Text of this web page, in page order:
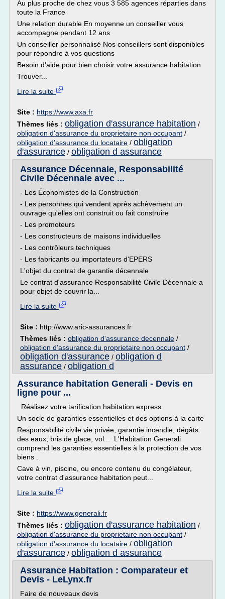
Au plus proche de chez vous 3 585 agences réparties dans
toute la France
Une relation durable En moyenne un conseiller vous
accompagne pendant 12 ans
Un conseiller personnalisé Nos conseillers sont disponibles
pour répondre à vos questions
Besoin d'aide pour bien choisir votre assurance habitation
Trouver...
Lire la suite
Site : https://www.axa.fr
Thèmes liés : obligation d'assurance habitation /
obligation d'assurance du proprietaire non occupant /
obligation d'assurance du locataire / obligation
d'assurance / obligation d assurance
Assurance Décennale, Responsabilité
Civile Décennale avec ...
- Les Économistes de la Construction
- Les personnes qui vendent après achèvement un
ouvrage qu'elles ont construit ou fait construire
- Les promoteurs
- Les constructeurs de maisons individuelles
- Les contrôleurs techniques
- Les fabricants ou importateurs d'EPERS
L'objet du contrat de garantie décennale
Le contrat d'assurance Responsabilité Civile Décennale a
pour objet de couvrir la...
Lire la suite
Site : http://www.aric-assurances.fr
Thèmes liés : obligation d'assurance decennale /
obligation d'assurance du proprietaire non occupant /
obligation d'assurance / obligation d
assurance / obligation d
Assurance habitation Generali - Devis en
ligne pour ...
Réalisez votre tarification habitation express
Un socle de garanties essentielles et des options à la carte
Responsabilité civile vie privée, garantie incendie, dégâts
des eaux, bris de glace, vol... L'Habitation Generali
comprend les garanties essentielles à la protection de vos
biens .
Cave à vin, piscine, ou encore contenu du congélateur,
votre contrat d'assurance habitation peut...
Lire la suite
Site : https://www.generali.fr
Thèmes liés : obligation d'assurance habitation /
obligation d'assurance du proprietaire non occupant /
obligation d'assurance du locataire / obligation
d'assurance / obligation d assurance
Assurance Habitation : Comparateur et
Devis - LeLynx.fr
Faire de nouveaux devis